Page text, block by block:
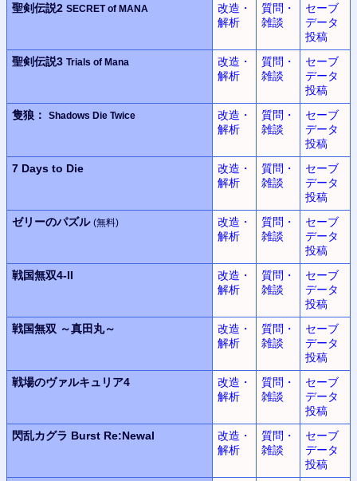
聖剣伝説2 SECRET of MANA
改造・
解析
質問・
雑談
セーブ
データ
投稿
聖剣伝説3 Trials of Mana
改造・
解析
質問・
雑談
セーブ
データ
投稿
隻狼：
Shadows Die Twice
改造・
解析
質問・
雑談
セーブ
データ
投稿
7 Days to Die
改造・
解析
質問・
雑談
セーブ
データ
投稿
ゼリーのパズル (無料)
改造・
解析
質問・
雑談
セーブ
データ
投稿
戦国無双4-II
改造・
解析
質問・
雑談
セーブ
データ
投稿
戦国無双 ～真田丸～
改造・
解析
質問・
雑談
セーブ
データ
投稿
戦場のヴァルキュリア4
改造・
解析
質問・
雑談
セーブ
データ
投稿
閃乱カグラ Burst Re:Newal
改造・
解析
質問・
雑談
セーブ
データ
投稿